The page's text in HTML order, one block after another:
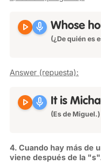
play_arrow mic Whose
(¿De quién es
Answer (repuesta):
play_arrow mic It is
(Es de Miguel.)
4. Cuando hay más de
viene después de la